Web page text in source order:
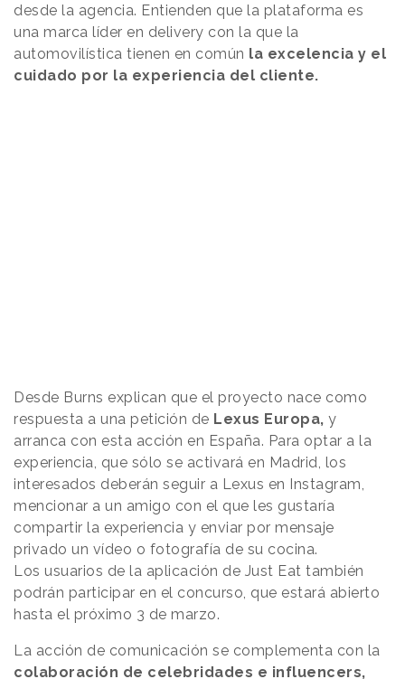
desde la agencia. Entienden que la plataforma es
una marca líder en delivery con la que la
automovilística tienen en común la excelencia y el
cuidado por la experiencia del cliente.
Desde Burns explican que el proyecto nace como
respuesta a una petición de Lexus Europa, y
arranca con esta acción en España. Para optar a la
experiencia, que sólo se activará en Madrid, los
interesados deberán seguir a Lexus en Instagram,
mencionar a un amigo con el que les gustaría
compartir la experiencia y enviar por mensaje
privado un vídeo o fotografía de su cocina.
Los usuarios de la aplicación de Just Eat también
podrán participar en el concurso, que estará abierto
hasta el próximo 3 de marzo.
La acción de comunicación se complementa con la
colaboración de celebridades e influencers,